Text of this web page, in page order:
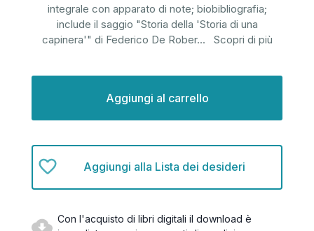
integrale con apparato di note; biobibliografia;
include il saggio "Storia della 'Storia di una
capinera'" di Federico De Rober... Scopri di più
Aggiungi alla Lista dei desideri
Con l'acquisto di libri digitali il download è